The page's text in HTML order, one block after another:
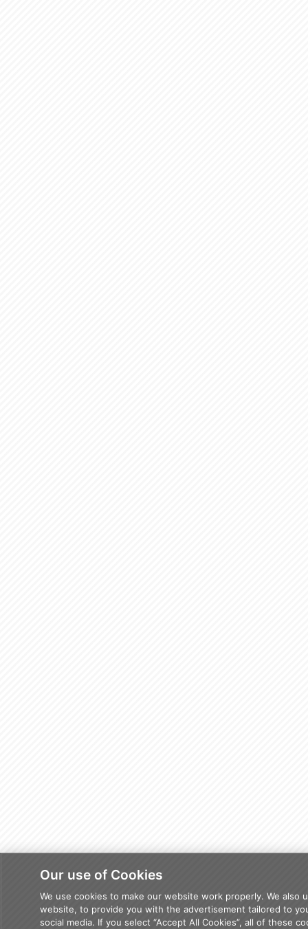
Our use of Cookies
We use cookies to make our website work properly. We also
website, to provide you with the advertisement tailored to
social media. If you select “Accept All Cookies”, all of these